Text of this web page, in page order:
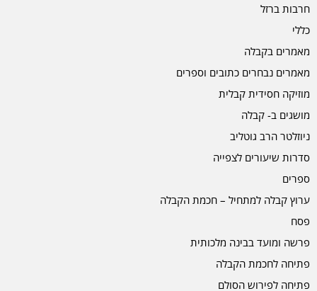
חרבות ברזל
כללי
מאמרים בקבלה
מאמרים נבחרים כתובים וספרים
מוזיקה חסידית קבלית
מושגים ב- קבלה
ניוזלטר הרב גוטליב
סדרות שיעורים לצפייה
ספרים
ערוץ קבלה למתחיל – חכמת הקבלה
פסח
פרשה ומועד בבינה מלכותית
פתיחה לחכמת הקבלה
פתיחה לפירוש הסולם